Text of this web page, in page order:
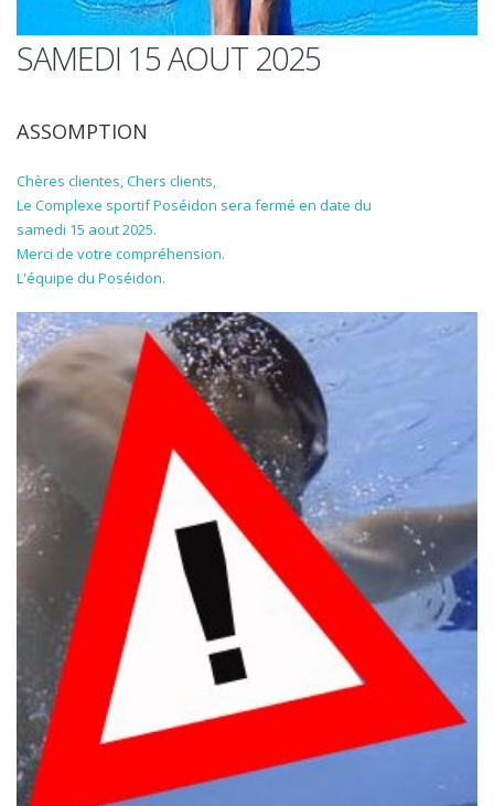
SAMEDI 15 AOUT 2025
ASSOMPTION
Chères clientes, Chers clients,
Le Complexe sportif Poséidon sera fermé en date du
samedi 15 aout 2025.
Merci de votre compréhension.
L'équipe du Poséidon.